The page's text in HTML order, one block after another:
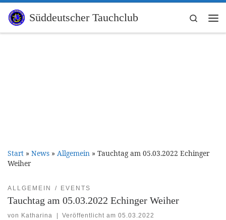
Zum Inhalt springen
Süddeutscher Tauchclub
Search
Start » News » Allgemein » Tauchtag am 05.03.2022 Echinger
Weiher
ALLGEMEIN EVENTS
Tauchtag am 05.03.2022 Echinger Weiher
von Katharina Veröffentlicht am05.03.2022